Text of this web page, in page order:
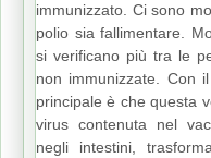
immunizzato. Ci sono
polio sia fallimentare.
si verificano più tra le
non immunizzate. Con
principale è che questa
virus contenuta nel
negli intestini,